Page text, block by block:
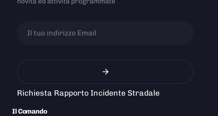
Richiesta Rapporto Incidente Stradale
Il Comando